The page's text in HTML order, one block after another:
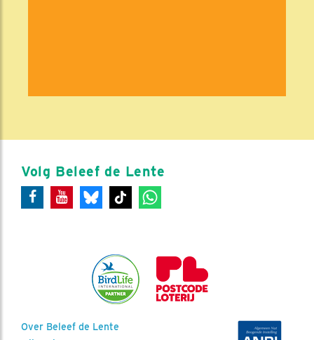
Volg Beleef de Lente
Over Beleef de Lente